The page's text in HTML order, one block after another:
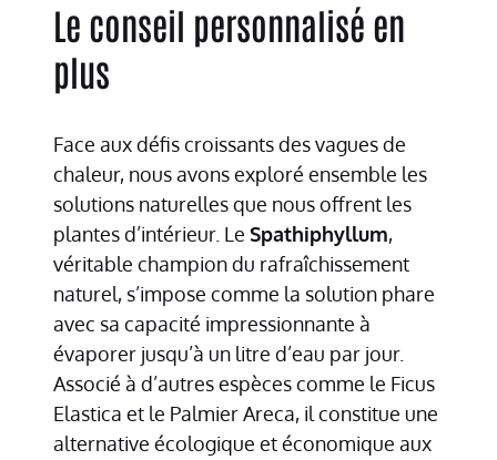
Le conseil personnalisé en
plus
Face aux défis croissants des vagues de
chaleur, nous avons exploré ensemble les
solutions naturelles que nous offrent les
plantes d’intérieur. Le Spathiphyllum,
véritable champion du rafraîchissement
naturel, s’impose comme la solution phare
avec sa capacité impressionnante à
évaporer jusqu’à un litre d’eau par jour.
Associé à d’autres espèces comme le Ficus
Elastica et le Palmier Areca, il constitue une
alternative écologique et économique aux